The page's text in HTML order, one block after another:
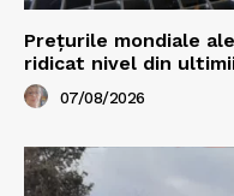
Prețurile mondiale
ridicat nivel din
07/08/2026